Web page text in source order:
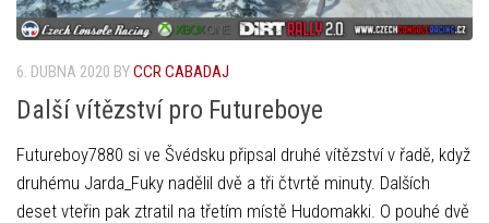
6. DUBNA 2020 BYCCR CABADAJ
Další vítězství pro Futureboye
Futureboy7880 si ve Švédsku připsal druhé vítězství v řadě, když
druhému Jarda_Fuky nadělil dvě a tři čtvrtě minuty. Dalších
deset vteřin pak ztratil na třetím místě Hudomakki. O pouhé dvě